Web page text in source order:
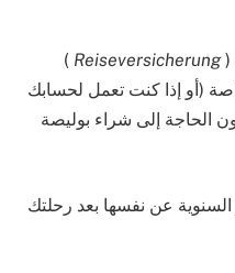
(
Reiseversicherung
)
(أو إذا كنت تعمل لحسابك
الحاجة إلى شراء بوليصة
عن نفسها بعد رحلتك